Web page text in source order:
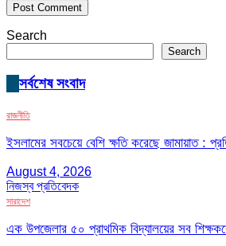
Search
Search
সর্বশেষ সংবাদ
রাজনীতি
ইসলামের সবচেয়ে বেশি ক্ষতি করেছে জামায়াত :
August 4, 2026
নিজস্ব প্রতিবেদক
সারাদেশ
এক উপজেলার ৫০ প্রাথমিক বিদ্যালয়ের সব